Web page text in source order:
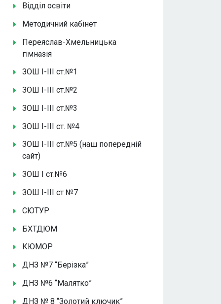
Відділ освіти
Методичний кабінет
Переяслав-Хмельницька
гімназія
ЗОШ І-ІІІ ст.№1
ЗОШ І-ІІІ ст.№2
ЗОШ І-ІІІ ст.№3
ЗОШ І-ІІІ ст. №4
ЗОШ І-ІІІ ст.№5 (наш попередній
сайт)
ЗОШ І ст.№6
ЗОШ І-ІІІ ст №7
СЮТУР
БХТДЮМ
КЮМОР
ДНЗ №7 “Берізка”
ДНЗ №6 “Малятко”
ДНЗ № 8 “Золотий ключик”